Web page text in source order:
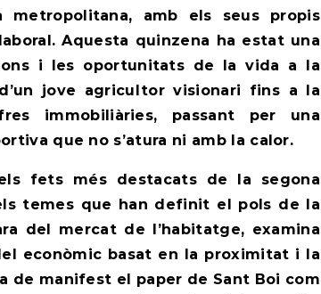
amb els seus propis
Aquesta quinzena ha estat una
i les oportunitats de la vida a la
jove agricultor visionari fins a la
immobiliàries, passant per una
que no s’atura ni amb la calor.
fets més destacats de la segona
temes que han definit el pols de la
del mercat de l’habitatge, examina
econòmic basat en la proximitat i la
de manifest el paper de Sant Boi com